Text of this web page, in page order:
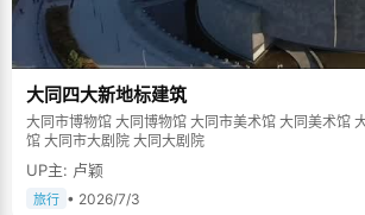
大同四大新地标建筑
大同市博物馆 大同博物馆 大同市美术馆 大同美术馆 大同市图书馆 大同图书
馆 大同市大剧院 大同大剧院
UP主: 卢颖
旅行 • 2026/7/3